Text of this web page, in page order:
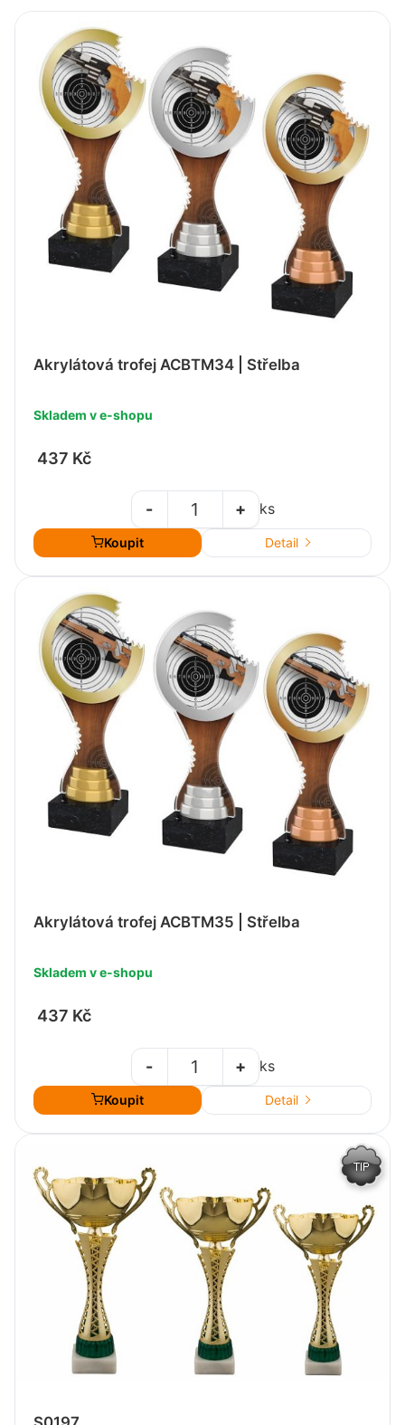
Akrylátová trofej ACBTM34 | Střelba
Skladem v e-shopu
437 Kč
+
- ks
Koupit Detail
Akrylátová trofej ACBTM35 | Střelba
Skladem v e-shopu
437 Kč
+
- ks
Koupit Detail